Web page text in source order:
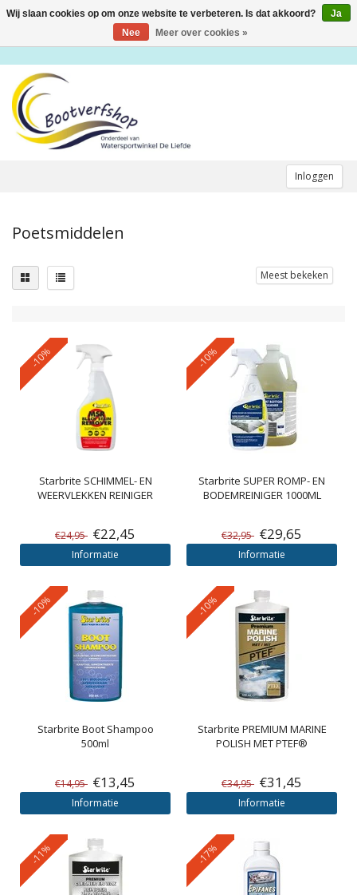
Inloggen
Toggle
Poetsmiddelen
Meest bekeken
-10%
Starbrite SCHIMMEL- EN
WEERVLEKKEN REINIGER
€24,95 €22,45
Informatie
-10%
Starbrite SUPER ROMP- EN
BODEMREINIGER 1000ML
€32,95 €29,65
Informatie
-10%
Starbrite Boot Shampoo
500ml
€14,95 €13,45
Informatie
-10%
Starbrite PREMIUM MARINE
POLISH MET PTEF®
€34,95 €31,45
Informatie
-11% -17%
Wij slaan cookies op om onze website te verbeteren. Is dat akkoord?
Ja
Nee
Meer over cookies »